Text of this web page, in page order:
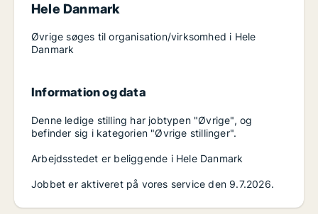
Hele Danmark
Øvrige søges til organisation/virksomhed i Hele
Danmark
Information og data
Denne ledige stilling har jobtypen "Øvrige", og
befinder sig i kategorien "Øvrige stillinger".
Arbejdsstedet er beliggende i Hele Danmark
Jobbet er aktiveret på vores service den 9.7.2026.